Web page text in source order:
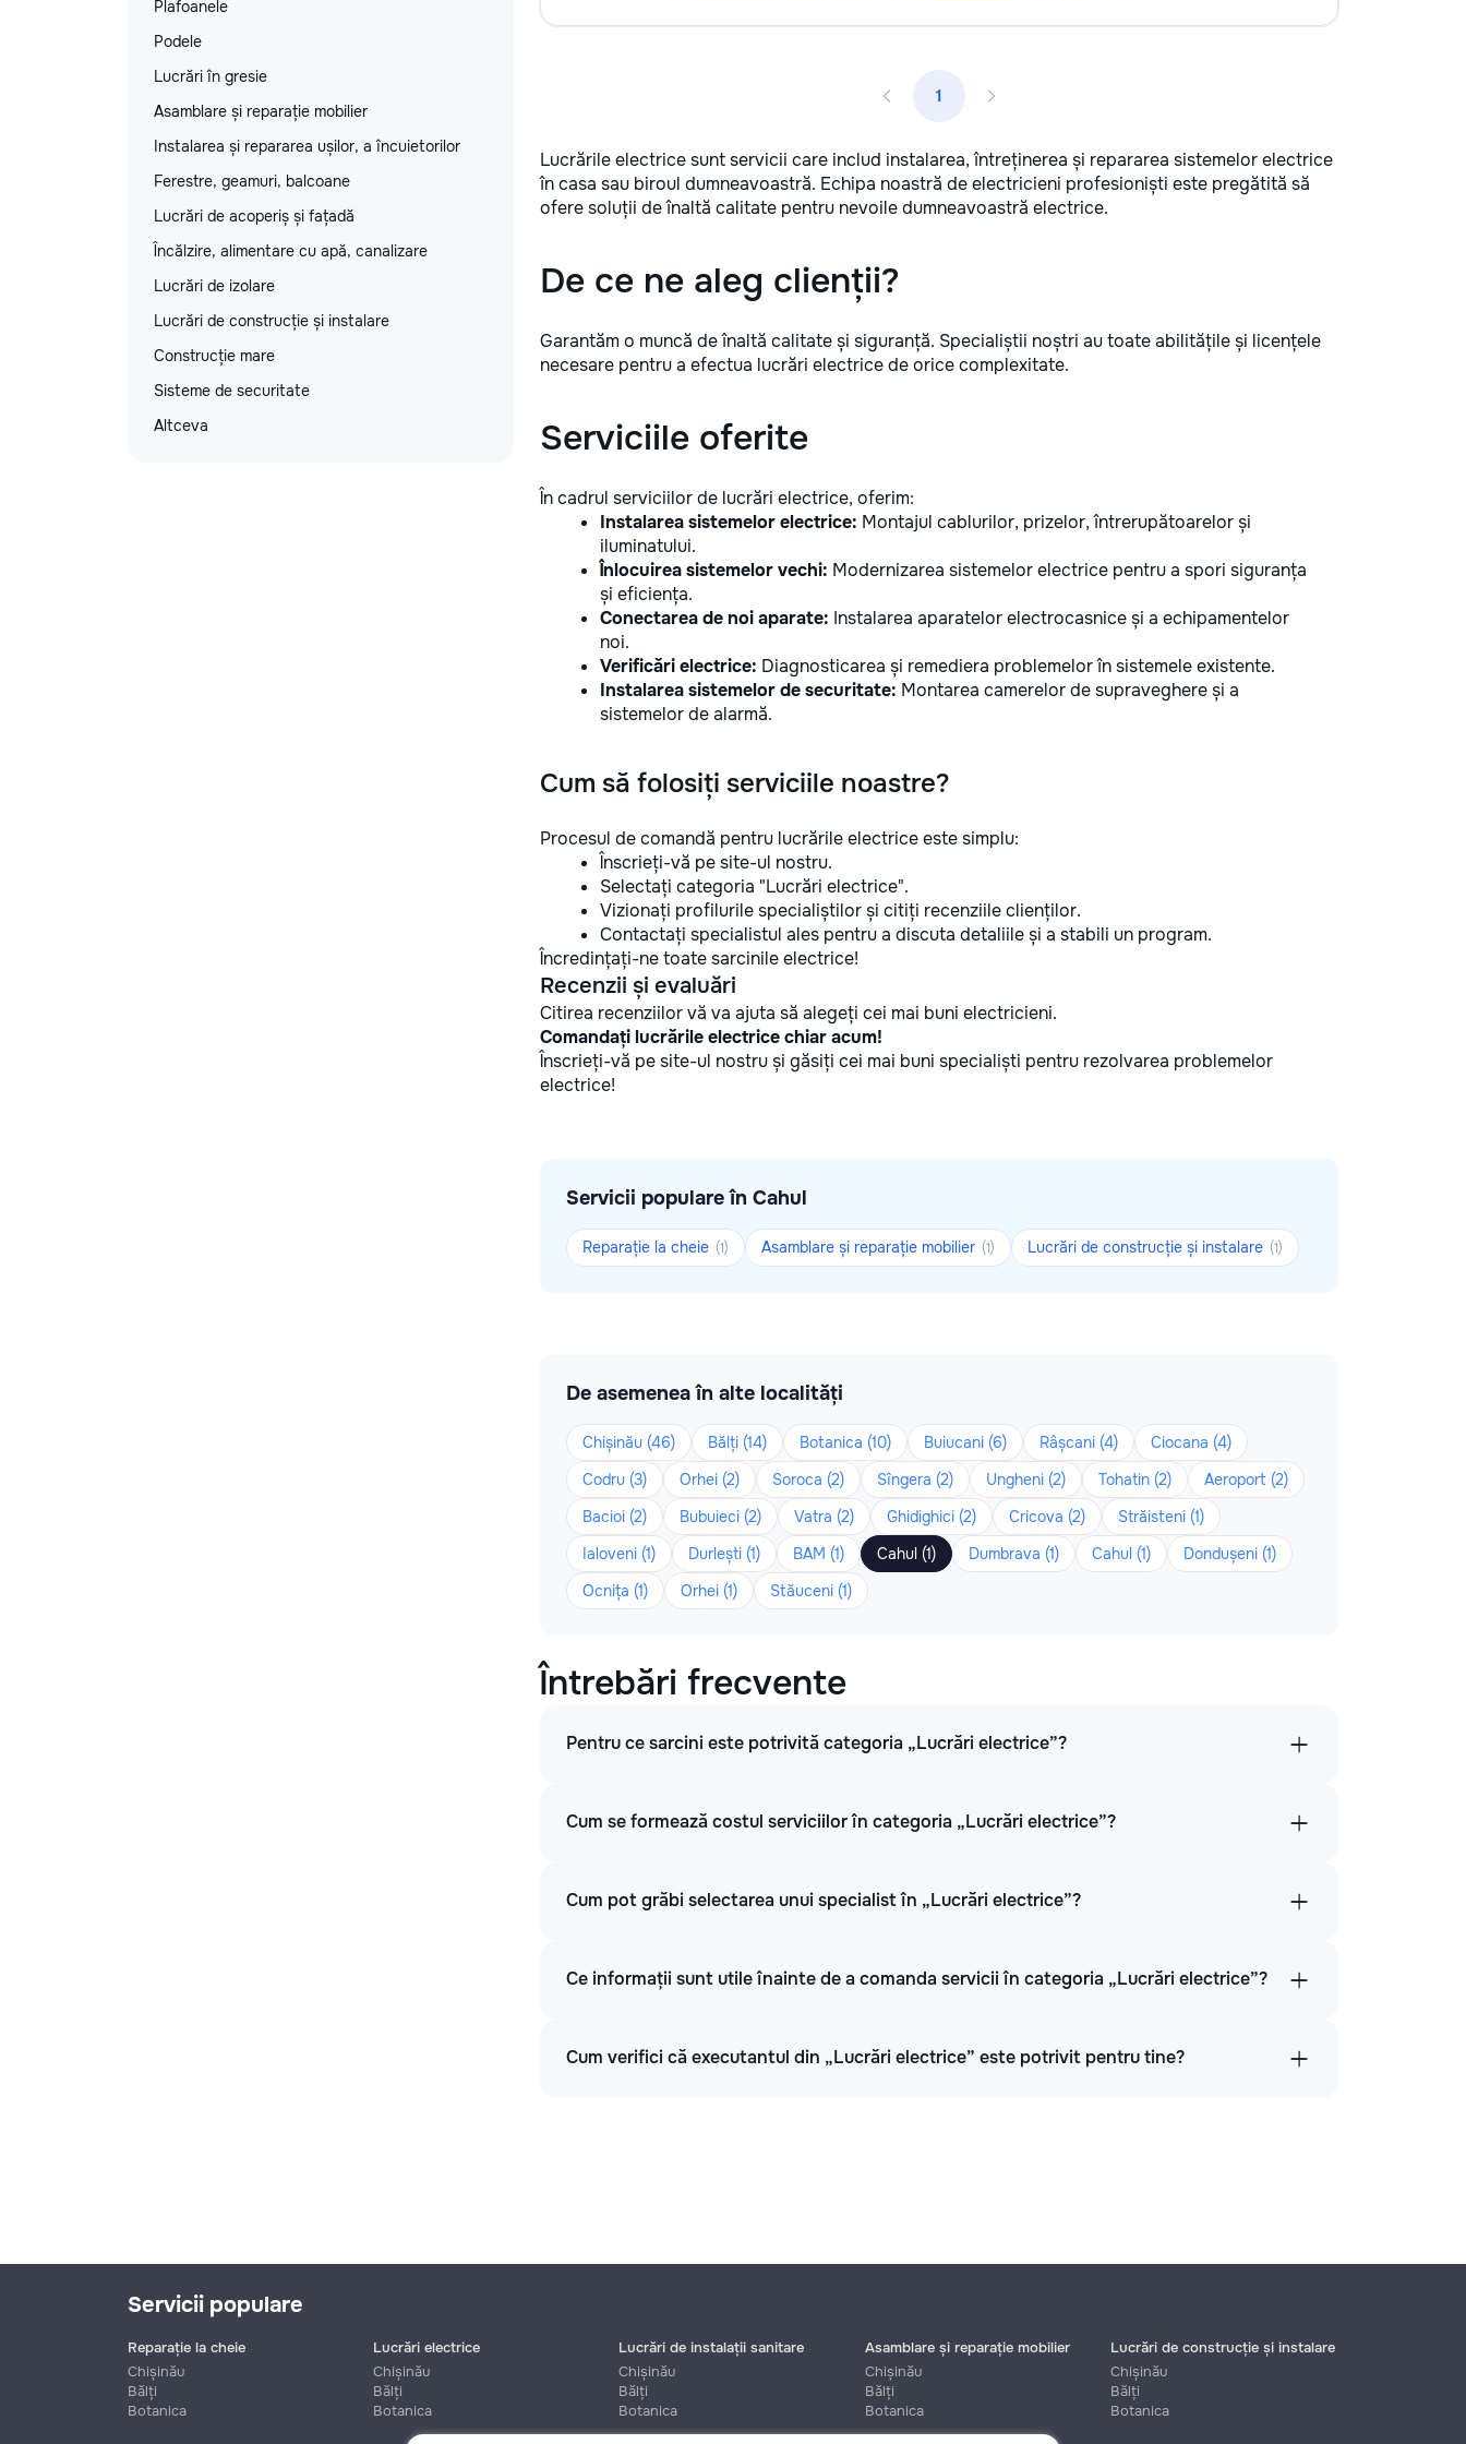
Plafoanele
Podele
Lucrări în gresie
Asamblare și reparație mobilier
Instalarea și repararea ușilor, a încuietorilor
Ferestre, geamuri, balcoane
Lucrări de acoperiș și fațadă
Încălzire, alimentare cu apă, canalizare
Lucrări de izolare
Lucrări de construcție și instalare
Construcție mare
Sisteme de securitate
Altceva
1
Lucrările electrice sunt servicii care includ instalarea, întreținerea și repararea sistemelor electrice
în casa sau biroul dumneavoastră. Echipa noastră de electricieni profesioniști este pregătită să
ofere soluții de înaltă calitate pentru nevoile dumneavoastră electrice.
De ce ne aleg clienții?
Garantăm o muncă de înaltă calitate și siguranță. Specialiștii noștri au toate abilitățile și licențele
necesare pentru a efectua lucrări electrice de orice complexitate.
Serviciile oferite
În cadrul serviciilor de lucrări electrice, oferim:
Instalarea sistemelor electrice: Montajul cablurilor, prizelor, întrerupătoarelor și
iluminatului.
Înlocuirea sistemelor vechi: Modernizarea sistemelor electrice pentru a spori siguranța
și eficiența.
Conectarea de noi aparate: Instalarea aparatelor electrocasnice și a echipamentelor
noi.
Verificări electrice: Diagnosticarea și remediera problemelor în sistemele existente.
Instalarea sistemelor de securitate: Montarea camerelor de supraveghere și a
sistemelor de alarmă.
Cum să folosiți serviciile noastre?
Procesul de comandă pentru lucrările electrice este simplu:
Înscrieți-vă pe site-ul nostru.
Selectați categoria "Lucrări electrice".
Vizionați profilurile specialiștilor și citiți recenziile clienților.
Contactați specialistul ales pentru a discuta detaliile și a stabili un program.
Încredințați-ne toate sarcinile electrice!
Recenzii și evaluări
Citirea recenziilor vă va ajuta să alegeți cei mai buni electricieni.
Comandați lucrările electrice chiar acum!
Înscrieți-vă pe site-ul nostru și găsiți cei mai buni specialiști pentru rezolvarea problemelor
electrice!
Servicii populare în Cahul
Reparație la cheie (1) Asamblare și reparație mobilier (1) Lucrări de construcție și instalare (1)
De asemenea în alte localități
Chișinău (46) Bălți (14) Botanica (10) Buiucani (6) Râșcani (4)
Ciocana (4)
Codru (3)
Orhei (2) Soroca (2) Sîngera (2) Ungheni (2) Tohatin (2)
Aeroport (2)
Bacioi (2)
Bubuieci (2) Vatra (2) Ghidighici (2) Cricova (2)
Străisteni (1)
Ialoveni (1)
Durlești (1) BAM (1) Cahul (1) Dumbrava (1) Cahul (1)
Dondușeni (1)
Ocnița (1)
Orhei (1) Stăuceni (1)
Întrebări frecvente
Pentru ce sarcini este potrivită categoria „Lucrări electrice”?
Cum se formează costul serviciilor în categoria „Lucrări electrice”?
Cum pot grăbi selectarea unui specialist în „Lucrări electrice”?
Ce informații sunt utile înainte de a comanda servicii în categoria „Lucrări electrice”?
Cum verifici că executantul din „Lucrări electrice” este potrivit pentru tine?
Servicii populare
Reparație la cheie
Chișinău
Bălți
Botanica
Lucrări electrice
Chișinău
Bălți
Botanica
Lucrări de instalații sanitare
Chișinău
Bălți
Botanica
Asamblare și reparație mobilier
Chișinău
Bălți
Botanica
Lucrări de construcție și instalare
Chișinău
Bălți
Botanica